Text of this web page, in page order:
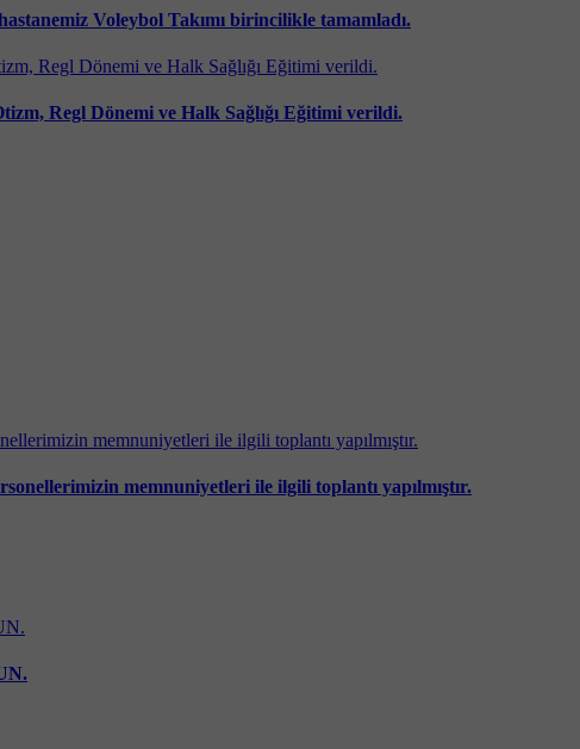
Voleybol Takımı birincilikle tamamladı.
Regl Dönemi ve Halk Sağlığı Eğitimi verildi.
memnuniyetleri ile ilgili toplantı yapılmıştır.